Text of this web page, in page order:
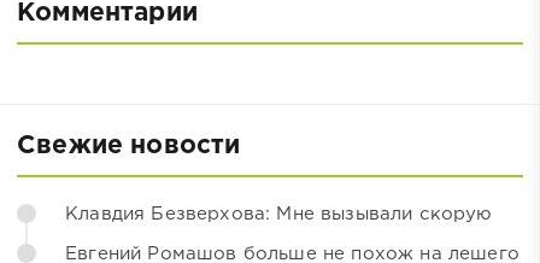
Комментарии
Свежие новости
Клавдия Безверхова: Мне вызывали скорую
Евгений Ромашов больше не похож на лешего